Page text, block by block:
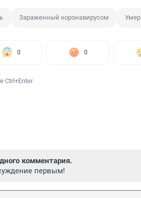
Зараженный коронавирусом
0 0
Ctrl+Enter
комментария.
первым!